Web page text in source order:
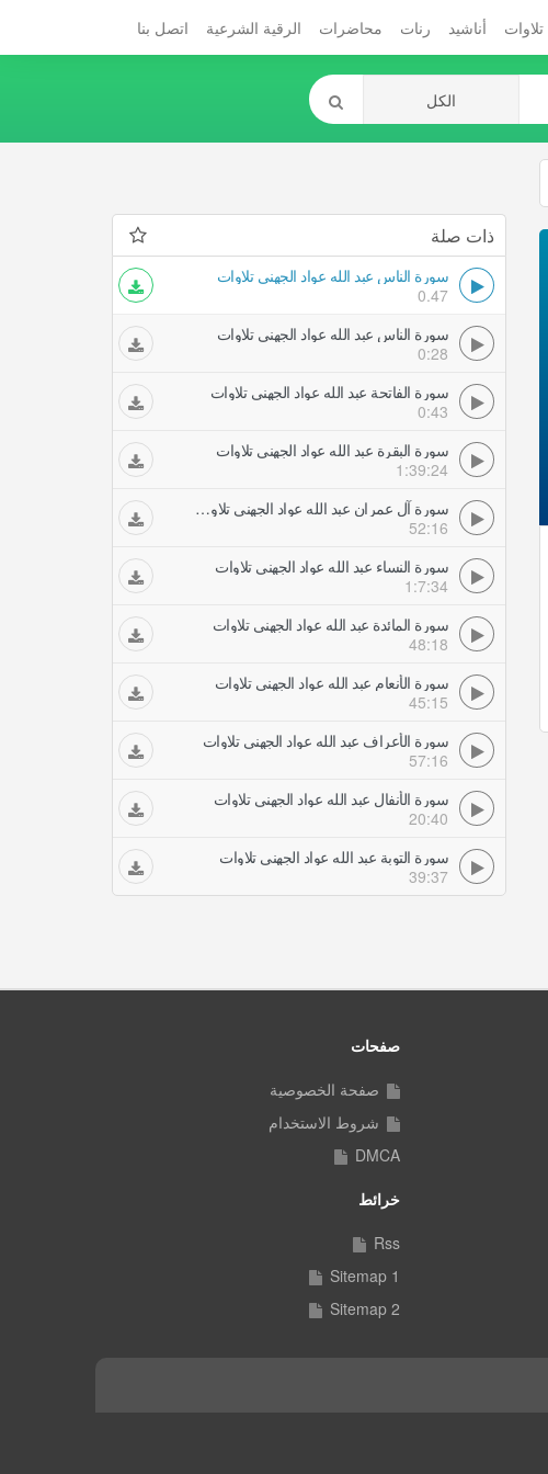
تلاوات أناشيد رنات محاضرات الرقية الشرعية اتصل بنا
ذات صلة
سورة الناس عبد الله عواد الجهني تلاوات
0.47
سورة الناس عبد الله عواد الجهني تلاوات
0:28
سورة الفاتحة عبد الله عواد الجهني تلاوات
0:43
سورة البقرة عبد الله عواد الجهني تلاوات
1:39:24
سورة آل عمران عبد الله عواد الجهني تلاوات
52:16
سورة النساء عبد الله عواد الجهني تلاوات
1:7:34
سورة المائدة عبد الله عواد الجهني تلاوات
48:18
سورة الأنعام عبد الله عواد الجهني تلاوات
45:15
سورة الأعراف عبد الله عواد الجهني تلاوات
57:16
سورة الأنفال عبد الله عواد الجهني تلاوات
20:40
سورة التوبة عبد الله عواد الجهني تلاوات
39:37
صفحات
صفحة الخصوصية
شروط الاستخدام
DMCA
خرائط
Rss
Sitemap 1
Sitemap 2